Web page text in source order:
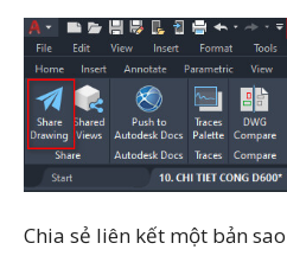
Chia sẻ liên kết một bản